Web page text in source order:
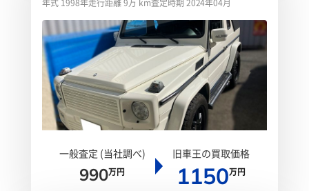
年式 1998年走行距離 9万 km査定時期 2024年04月
一般査定 (当社調べ)
990万円
旧車王の買取価格
1150万円